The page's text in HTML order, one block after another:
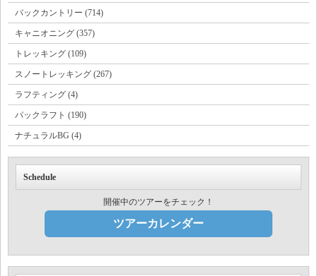
バックカントリー (714)
キャニオニング (357)
トレッキング (109)
スノートレッキング (267)
ラフティング (4)
パックラフト (190)
ナチュラルBG (4)
Schedule
開催中のツアーをチェック！
ツアーカレンダー